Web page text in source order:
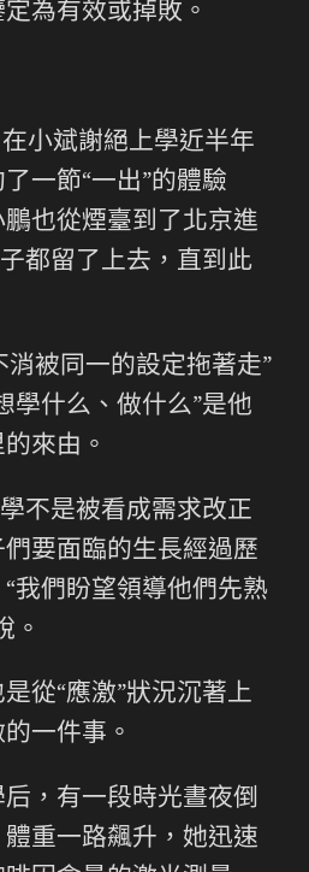
為有效或掉敗。
小斌謝絕上學近半年
一節“一出”的體驗
也從煙臺到了北京進
都留了上去，直到此
消被同一的設定拖著走”
學什么、做什么”是他
來由。
不是被看成需求改正
要面臨的生長經過歷
我們盼望領導他們先熟
。
從“應激”狀況沉著上
一件事。
，有一段時光晝夜倒
重一路飆升，她迅速